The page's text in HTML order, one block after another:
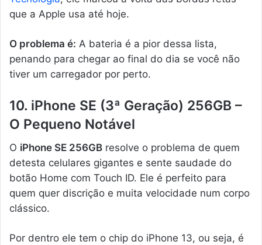
que a Apple usa até hoje.
O problema é: A bateria é a pior dessa lista,
penando para chegar ao final do dia se você não
tiver um carregador por perto.
10. iPhone SE (3ª Geração) 256GB –
O Pequeno Notável
O iPhone SE 256GB resolve o problema de quem
detesta celulares gigantes e sente saudade do
botão Home com Touch ID. Ele é perfeito para
quem quer discrição e muita velocidade num corpo
clássico.
Por dentro ele tem o chip do iPhone 13, ou seja, é